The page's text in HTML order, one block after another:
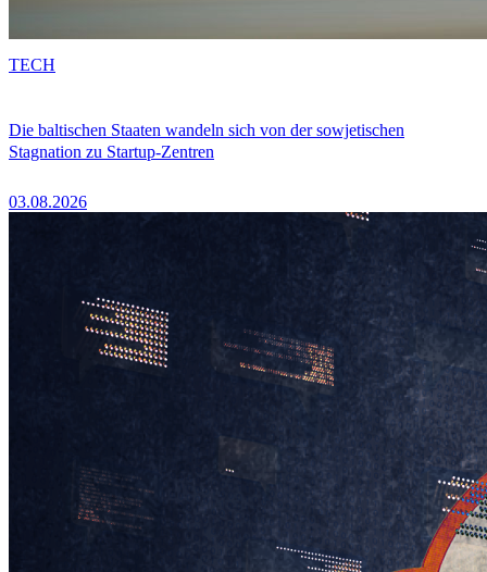
Die baltischen Staaten wandeln sich von der sowjetischen
Stagnation zu Startup-Zentren
03.08.2026
TECH